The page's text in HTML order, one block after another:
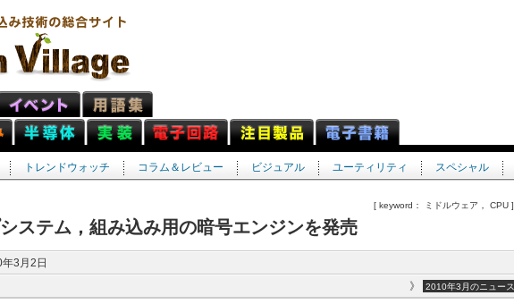
トレンドウォッチ コラム＆レビュー ビジュアル ユーティリティ スペシャル
[ keyword： ミドルウェア， CPU ]
ステム，組み込み用の暗号エンジンを発売
3月2日
》 2010年3月のニュース